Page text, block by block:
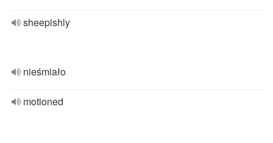
sheepishly
nieśmiało
motioned